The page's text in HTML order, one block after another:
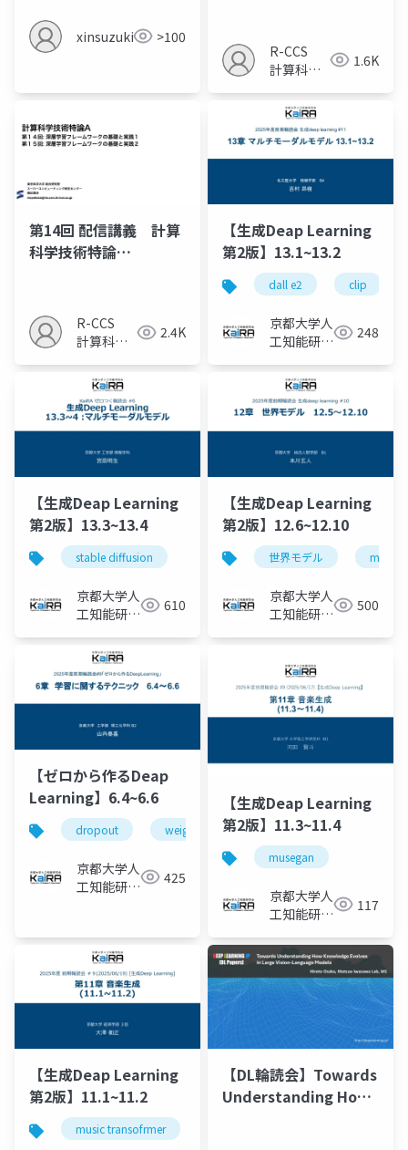
xinsuzuki >100
R-CCS
計算科学
1.6K
第14回 配信講義 計算
科学技術特論
R-CCS
計算科学
2.4K
【生成Deap Learning
第2版】13.1~13.2
dall e2 clip
京都大学人
工知能研究
248
【生成Deap Learning
第2版】13.3~13.4
stable diffusion
京都大学人
工知能研究
610
【生成Deap Learning
第2版】12.6~12.10
世界モデル mdn-
京都大学人
工知能研究
500
【ゼロから作るDeap
Learning】6.4~6.6
dropout weight decay
京都大学人
工知能研究
425
【生成Deap Learning
第2版】11.3~11.4
musegan
京都大学人
工知能研究
117
【生成Deap Learning
第2版】11.1~11.2
music transofrmer
【DL輪読会】Towards
Understanding How